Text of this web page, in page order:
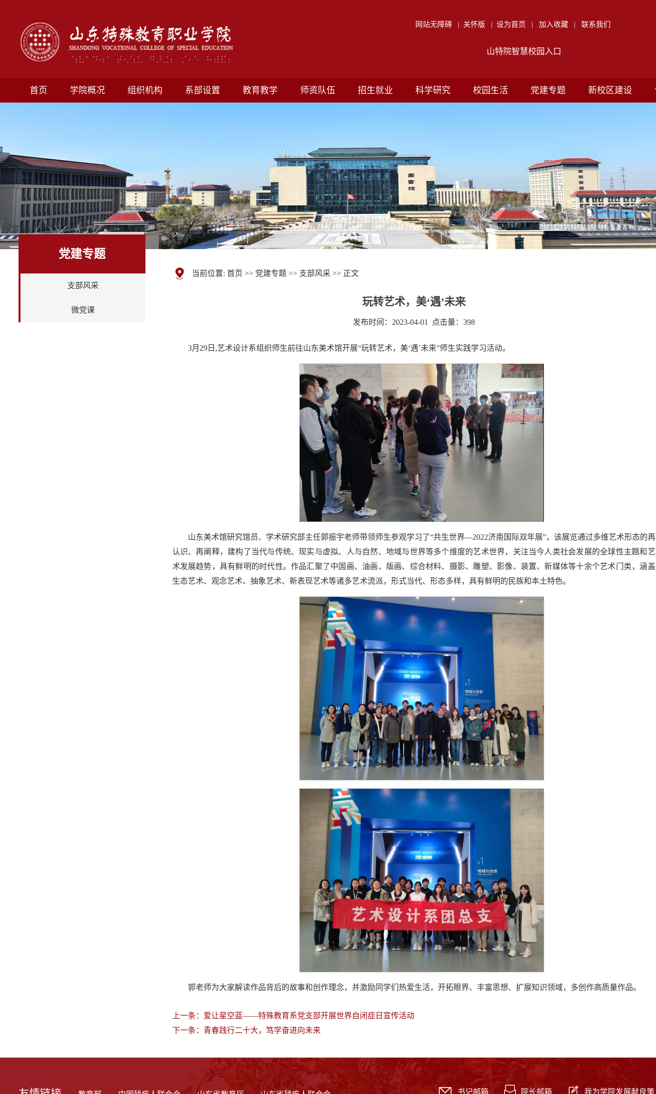
网站无障碍 | 关怀版 | 设为首页 | 加入收藏 | 联系我们
山特院智慧校园入口
首页 学院概况 组织机构 系部设置 教育教学 师资队伍 招生就业 科学研究 校园生活 党建专题 新校区建设
党建专题
支部风采
微党课
当前位置: 首页 >> 党建专题 >> 支部风采 >> 正文
玩转艺术，美‘遇’未来
发布时间：2023-04-01 点击量： 398
3月29日,艺术设计系组织师生前往山东美术馆开展“玩转艺术，美‘遇’未来”师生实践学习活动。
山东美术馆研究馆员、学术研究部主任郭振宇老师带领师生参观学习了“共生世界—2022济南国际双年展”，该展览通过多维艺术形态的再
认识、再阐释，建构了当代与传统、现实与虚拟、人与自然、地域与世界等多个维度的艺术世界，关注当今人类社会发展的全球性主题和艺
术发展趋势，具有鲜明的时代性。作品汇聚了中国画、油画、版画、综合材料、摄影、雕塑、影像、装置、新媒体等十余个艺术门类，涵盖
生态艺术、观念艺术、抽象艺术、新表现艺术等诸多艺术流派，形式当代、形态多样，具有鲜明的民族和本土特色。
郭老师为大家解读作品背后的故事和创作理念，并激励同学们热爱生活，开拓眼界、丰富思想、扩展知识领域，多创作高质量作品。
上一条： 爱让星空蓝——特殊教育系党支部开展世界自闭症日宣传活动
下一条： 青春践行二十大，笃学奋进向未来
书记邮箱 院长邮箱 我为学院发展献良策